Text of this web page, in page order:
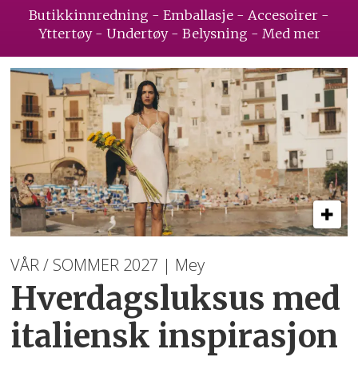
Butikkinnredning - Emballasje - Accesoirer -
Yttertøy - Undertøy - Belysning - Med mer
VÅR / SOMMER 2027 | Mey
Hverdagsluksus med
italiensk inspirasjon